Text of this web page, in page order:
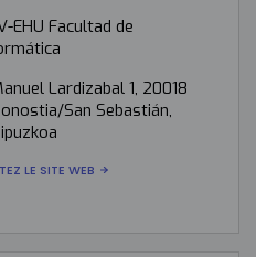
EHU Facultad de
Lardizabal 1, 20018
San Sebastián,
LE SITE WEB